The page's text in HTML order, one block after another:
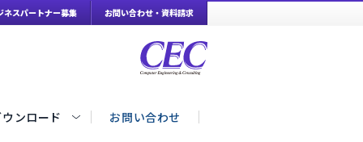
お問い合わせ・資料請求
ネスパートナー募集
ンロード お問い合わせ